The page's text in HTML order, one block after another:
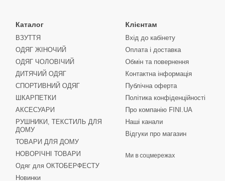
Каталог
ВЗУТТЯ
ОДЯГ ЖІНОЧИЙ
ОДЯГ ЧОЛОВІЧИЙ
ДИТЯЧИЙ ОДЯГ
СПОРТИВНИЙ ОДЯГ
ШКАРПЕТКИ
АКСЕСУАРИ
РУШНИКИ, ТЕКСТИЛЬ ДЛЯ
ДОМУ
ТОВАРИ ДЛЯ ДОМУ
НОВОРІЧНІ ТОВАРИ
Одяг для ОКТОБЕРФЕСТУ
Новинки
Клієнтам
Вхід до кабінету
Оплата і доставка
Обмін та повернення
Контактна інформація
Публічна оферта
Політика конфіденційності
Про компанію FINI.UA
Наші канали
Відгуки про магазин
Ми в соцмережах